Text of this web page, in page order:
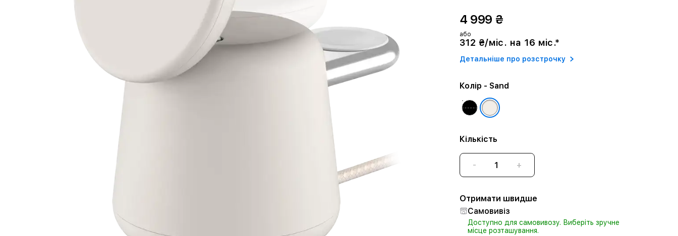
4 999 ₴
або
312 ₴/міс. на 16 міс.*
Детальніше про розстрочку
Колір - Sand
Кількість
- +
Отримати швидше
Самовивіз
Доступно для самовивозу. Виберіть зручне
місце розташування.